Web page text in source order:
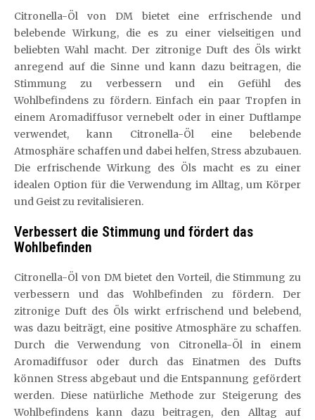
Citronella-Öl von DM bietet eine erfrischende und
belebende Wirkung, die es zu einer vielseitigen und
beliebten Wahl macht. Der zitronige Duft des Öls wirkt
anregend auf die Sinne und kann dazu beitragen, die
Stimmung zu verbessern und ein Gefühl des
Wohlbefindens zu fördern. Einfach ein paar Tropfen in
einem Aromadiffusor vernebelt oder in einer Duftlampe
verwendet, kann Citronella-Öl eine belebende
Atmosphäre schaffen und dabei helfen, Stress abzubauen.
Die erfrischende Wirkung des Öls macht es zu einer
idealen Option für die Verwendung im Alltag, um Körper
und Geist zu revitalisieren.
Verbessert die Stimmung und fördert das
Wohlbefinden
Citronella-Öl von DM bietet den Vorteil, die Stimmung zu
verbessern und das Wohlbefinden zu fördern. Der
zitronige Duft des Öls wirkt erfrischend und belebend,
was dazu beiträgt, eine positive Atmosphäre zu schaffen.
Durch die Verwendung von Citronella-Öl in einem
Aromadiffusor oder durch das Einatmen des Dufts
können Stress abgebaut und die Entspannung gefördert
werden. Diese natürliche Methode zur Steigerung des
Wohlbefindens kann dazu beitragen, den Alltag auf